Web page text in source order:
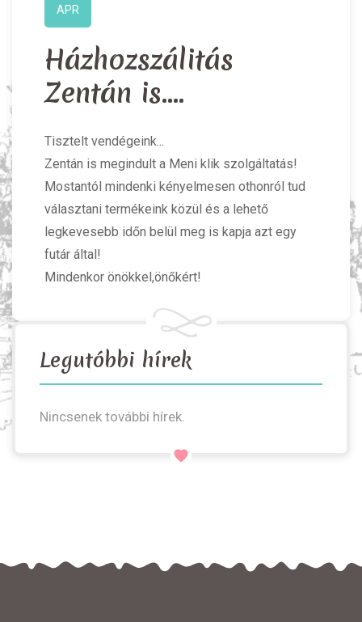
APR
Házhozszálitás
Zentán is....
Tisztelt vendégeink...
Zentán is megindult a Meni klik szolgáltatás!
Mostantól mindenki kényelmesen othonról tud
választani termékeink közül és a lehető
legkevesebb időn belül meg is kapja azt egy
futár által!
Mindenkor önökkel,önőkért!
Legutóbbi hírek
Nincsenek további hírek.